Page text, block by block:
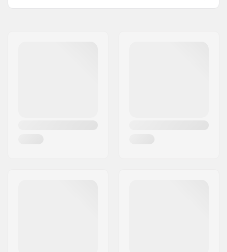
Materiaal:
Chromoly Staal, Nylon